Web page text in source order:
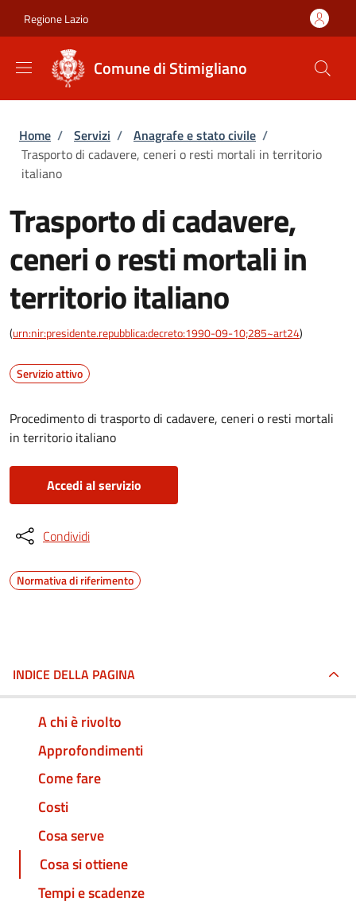
Regione Lazio
Comune di Stimigliano
Briciole di pane
Home / Servizi / Anagrafe e stato civile /
Trasporto di cadavere, ceneri o resti mortali in territorio
italiano
Trasporto di cadavere,
ceneri o resti mortali in
territorio italiano
(urn:nir:presidente.repubblica:decreto:1990-09-10;285~art24)
Servizio attivo
Procedimento di trasporto di cadavere, ceneri o resti mortali
in territorio italiano
Accedi al servizio
Condividi
Normativa di riferimento
INDICE DELLA PAGINA
A chi è rivolto
Approfondimenti
Come fare
Costi
Cosa serve
Cosa si ottiene
Tempi e scadenze